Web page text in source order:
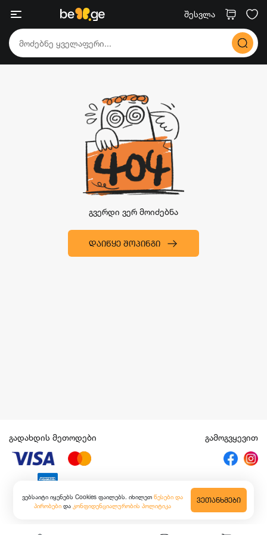
შესვლა
გვერდი ვერ მოიძებნა
ᲓᲐᲘᲬᲧᲔ ᲨᲝᲞᲘᲜᲒᲘ
ვებსაიტი იყენებს Cookies ფაილებს. იხილეთ წესები და
პირობები და კონფიდენციალურობის პოლიტიკა
ᲕᲔᲗᲐᲜᲮᲛᲔᲑᲘ
გადახდის მეთოდები გამოგვყევით